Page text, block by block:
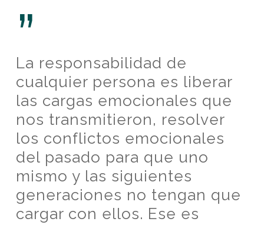
”
La responsabilidad de
cualquier persona es liberar
las cargas emocionales que
nos transmitieron, resolver
los conflictos emocionales
del pasado para que uno
mismo y las siguientes
generaciones no tengan que
cargar con ellos. Ese es